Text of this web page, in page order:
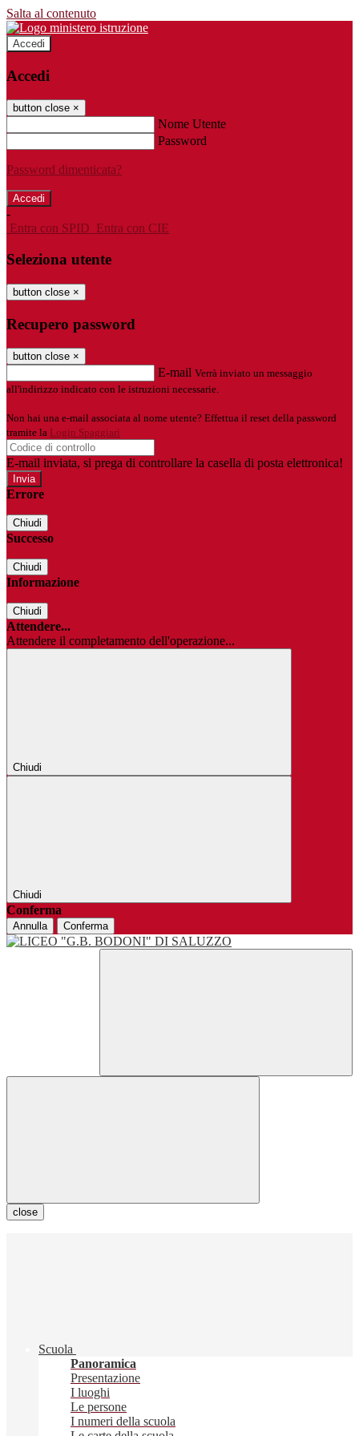
Salta al contenuto
Accedi
Accedi
button close ×
Nome Utente
Password
Password dimenticata?
-
Entra con SPID Entra con CIE
Seleziona utente
button close ×
Recupero password
button close ×
E-mail Verrà inviato un messaggio
all'indirizzo indicato con le istruzioni necessarie.
Non hai una e-mail associata al nome utente? Effettua il reset della password
tramite la Login Spaggiari
E-mail inviata, si prega di controllare la casella di posta elettronica!
Errore
Chiudi
Successo
Chiudi
Informazione
Chiudi
Attendere...
Attendere il completamento dell'operazione...
Chiudi
Chiudi
Conferma
Annulla Conferma
close
Scuola
Panoramica
Presentazione
I luoghi
Le persone
I numeri della scuola